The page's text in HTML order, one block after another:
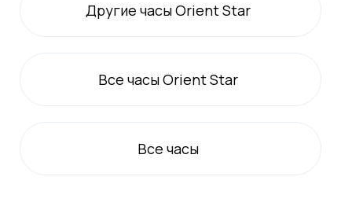
Другие часы Orient Star
Всечасы Orient Star
Всечасы